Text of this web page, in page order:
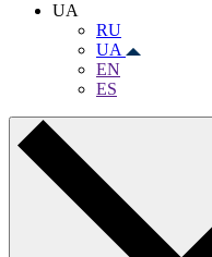
UA
RU
UA
EN
ES